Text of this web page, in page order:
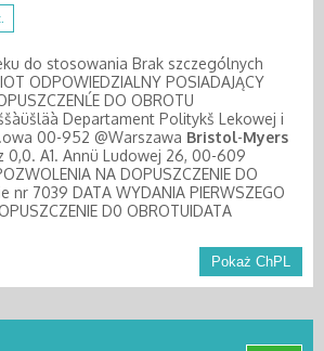
do stosowania Brak szczególnych
ODPOWIEDZIALNY POSIADAJĄCY
DO OBROTU
Departament Politykš Lekowej i
00-952 @Warszawa Bristol-Myers
0,0. A1. Annü Ludowej 26, 00-609
NA DOPUSZCZENIE DO
nr 7039 DATA WYDANIA PIERWSZEGO
D0 OBROTUIDATA
Pokaż ChPL